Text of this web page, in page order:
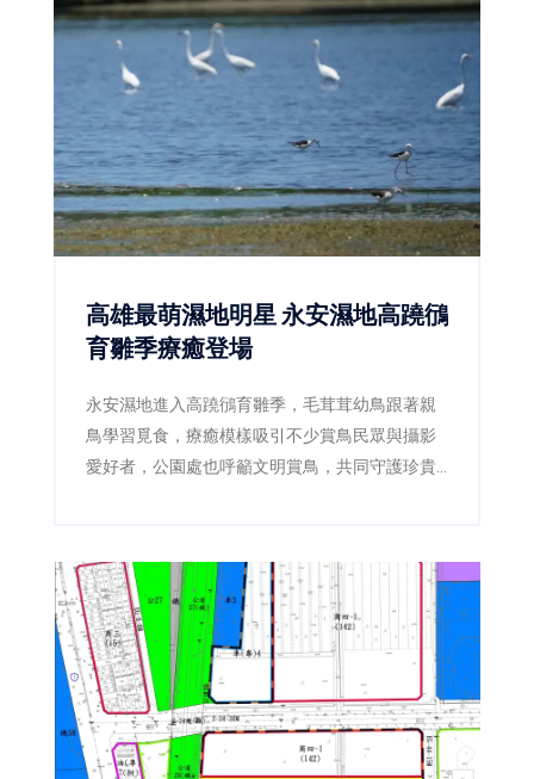
高雄最萌濕地明星 永安濕地高蹺鴴
育雛季療癒登場
永安濕地進入高蹺鴴育雛季，毛茸茸幼鳥跟著親
鳥學習覓食，療癒模樣吸引不少賞鳥民眾與攝影
愛好者，公園處也呼籲文明賞鳥，共同守護珍貴